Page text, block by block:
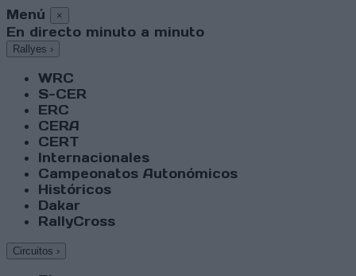
Menú ×
En directo minuto a minuto
Rallyes ›
WRC
S-CER
ERC
CERA
CERT
Internacionales
Campeonatos Autonómicos
Históricos
Dakar
RallyCross
Circuitos ›